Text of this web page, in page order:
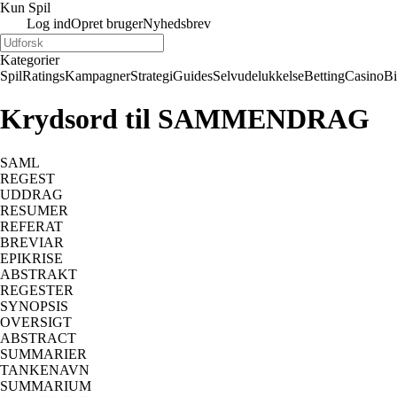
Kun Spil
Log indOpret brugerNyhedsbrev
Kategorier
SpilRatingsKampagnerStrategiGuidesSelvudelukkelseBettingCasino
Krydsord til SAMMENDRAG
SAML
REGEST
UDDRAG
RESUMER
REFERAT
BREVIAR
EPIKRISE
ABSTRAKT
REGESTER
SYNOPSIS
OVERSIGT
ABSTRACT
SUMMARIER
TANKENAVN
SUMMARIUM